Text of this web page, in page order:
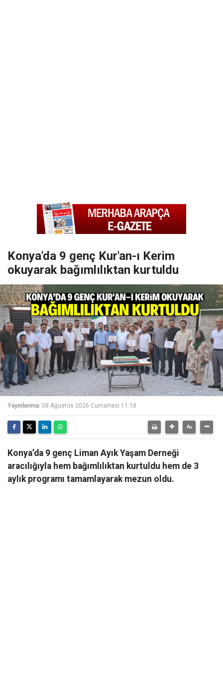
Konya'da 9 genç Kur'an-ı Kerim
okuyarak bağımlılıktan kurtuldu
Yayınlanma: 08 Ağustos 2026 Cumartesi 11:18
Konya’da 9 genç Liman Ayık Yaşam Derneği
aracılığıyla hem bağımlılıktan kurtuldu hem de 3
aylık programı tamamlayarak mezun oldu.